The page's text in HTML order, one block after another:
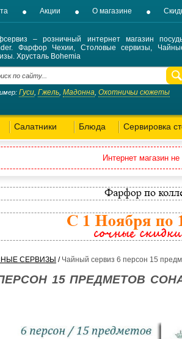
Акции О магазине
– розничный интернет магазин
Фарфор Чехии, Столовые сервизы,
Хрусталь Bohemia
Гуси Гжель Мадонна Охотничьи сюжеты
Салатники Блюда Сервировка
Интернет магазин не
СЕРВИЗЫ / Чайный сервиз 6 персон 15
15 ПРЕДМЕТОВ